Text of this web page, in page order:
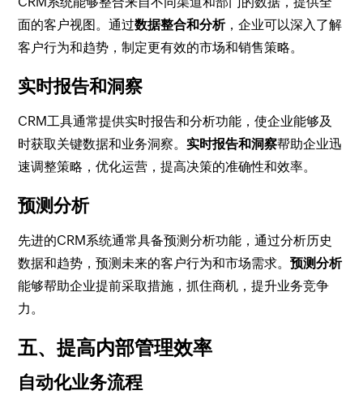
面的客户视图。通过数据整合和分析，企业可以深入了解
客户行为和趋势，制定更有效的市场和销售策略。
实时报告和洞察
CRM工具通常提供实时报告和分析功能，使企业能够及
时获取关键数据和业务洞察。实时报告和洞察帮助企业迅
速调整策略，优化运营，提高决策的准确性和效率。
预测分析
先进的CRM系统通常具备预测分析功能，通过分析历史
数据和趋势，预测未来的客户行为和市场需求。预测分析
能够帮助企业提前采取措施，抓住商机，提升业务竞争
力。
五、提高内部管理效率
自动化业务流程